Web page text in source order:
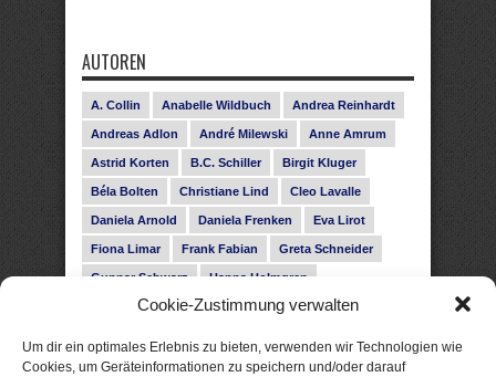
Cookie-Zustimmung verwalten
Um dir ein optimales Erlebnis zu bieten, verwenden wir Technologien wie
Cookies, um Geräteinformationen zu speichern und/oder darauf
AUTOREN
A. Collin Anabelle Wildbuch Andrea Reinhardt
Andreas Adlon André Milewski Anne Amrum
Astrid Korten B.C. Schiller Birgit Kluger
Béla Bolten Christiane Lind Cleo Lavalle
Daniela Arnold Daniela Frenken Eva Lirot
Fiona Limar Frank Fabian Greta Schneider
Gunnar Schwarz Hanna Holmgren
Heike Fröhling Ina Glahe Ivo Pala J. Vellguth
Leonie Haubrich Lilly Labord Livia Pipes